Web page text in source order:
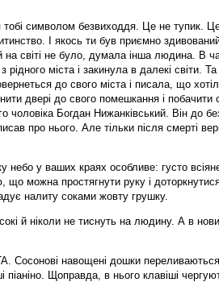
тобі символом безвиходдя. Це не тупик.
І якось ти був приємно
на світі не було, думала інша людина. В
рідного міста і закинула в далекі світи.
до свого міста і писала, що
двері до свого помешкання і побачити
чоловіка Богдан Нижанківський. Він до
про нього. Але тільки після смерті
у ваших краях особливе: густо
що можна простягнути руку і
налиту соками жовту грушку.
й ніколи не тиснуть на людину. А в
Сосонові навощені дошки переливаються
піаніно. Щоправда, в нього клавіші